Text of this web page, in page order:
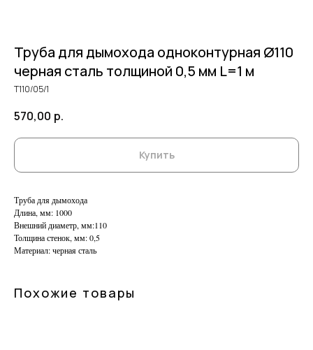
Труба для дымохода одноконтурная Ø110
черная сталь толщиной 0,5 мм L=1 м
Т110/05/1
570,00 р.
Купить
Труба для дымохода
Длина, мм: 1000
Внешний диаметр, мм:110
Толщина стенок, мм: 0,5
Материал: черная сталь
Похожие товары